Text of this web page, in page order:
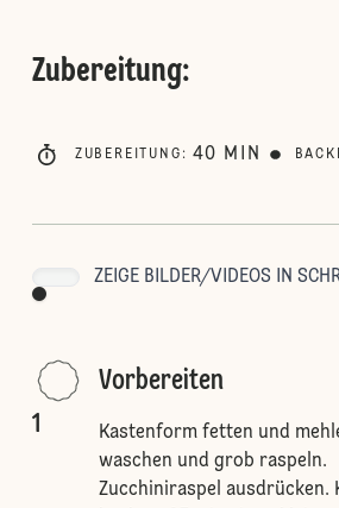
Zubereitung:
ZUBEREITUNG : 40 MIN
ZEIGE BILDER/VIDEOS IN
1
Vorbereiten
Kastenform fetten und
waschen und grob raspeln.
Zucchiniraspel ausdrücken.